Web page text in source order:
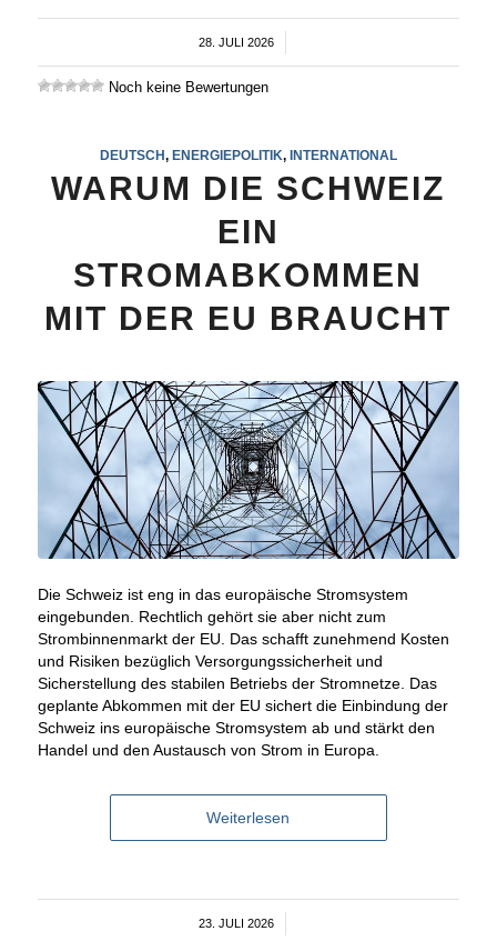
28. JULI 2026
Noch keine Bewertungen
DEUTSCH, ENERGIEPOLITIK, INTERNATIONAL
WARUM DIE SCHWEIZ
EIN
STROMABKOMMEN
MIT DER EU BRAUCHT
Die Schweiz ist eng in das europäische Stromsystem
eingebunden. Rechtlich gehört sie aber nicht zum
Strombinnenmarkt der EU. Das schafft zunehmend Kosten
und Risiken bezüglich Versorgungssicherheit und
Sicherstellung des stabilen Betriebs der Stromnetze. Das
geplante Abkommen mit der EU sichert die Einbindung der
Schweiz ins europäische Stromsystem ab und stärkt den
Handel und den Austausch von Strom in Europa.
Weiterlesen
23. JULI 2026